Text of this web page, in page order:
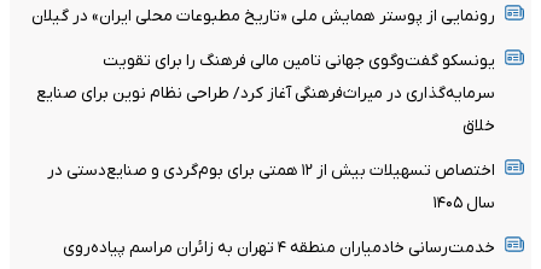
رونمایی از پوستر همایش ملی «تاریخ مطبوعات محلی ایران» در گیلان
یونسکو گفت‌وگوی جهانی تامین مالی فرهنگ را برای تقویت
سرمایه‌گذاری در میراث‌فرهنگی آغاز کرد/ طراحی نظام نوین برای صنایع
خلاق
اختصاص تسهیلات بیش از ۱۲ همتی برای بوم‌گردی و صنایع‌دستی در
سال ۱۴۰۵
خدمت‌رسانی خادمیاران منطقه ۴ تهران به زائران مراسم پیاده‌روی